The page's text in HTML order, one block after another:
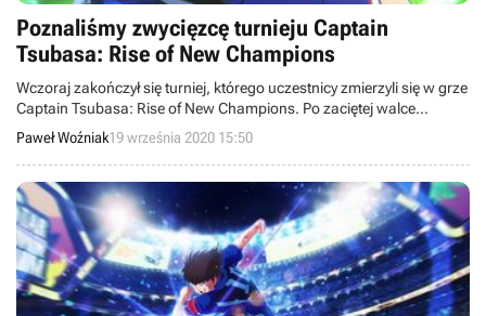
Poznaliśmy zwycięzcę turnieju Captain
Tsubasa: Rise of New Champions
Wczoraj zakończył się turniej, którego uczestnicy zmierzyli się w grze
Captain Tsubasa: Rise of New Champions. Po zaciętej walce
poznaliśmy trzech najlepszych zawodników, którzy otrzymają
nagrody rzeczowe od marki HyperX.
Paweł Woźniak19 września 2020 15:50